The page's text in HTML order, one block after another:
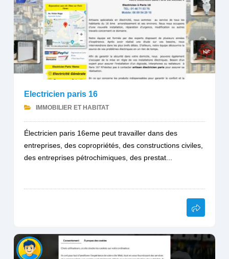
Electricien paris 16
IMMOBILIER ET HABITAT
Électricien paris 16eme peut travailler dans des
entreprises, des copropriétés, des constructions civiles,
des entreprises pétrochimiques, des prestat...